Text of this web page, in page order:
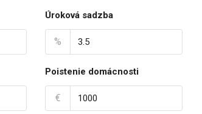
Úroková sadzba
%
Poistenie domácnosti
€